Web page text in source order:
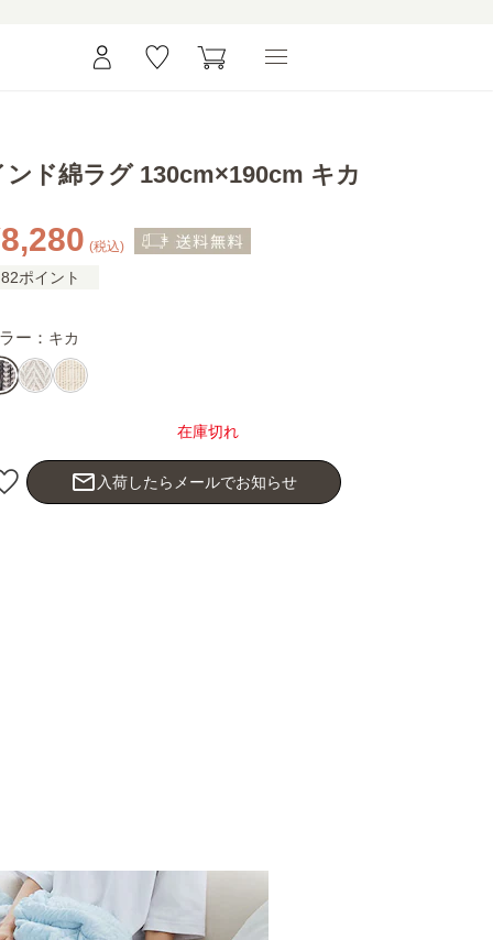
ンド綿ラグ 130cm×190cm キカ
(税込)
82ポイント
ー： キカ
在庫切れ
mail_outline 入荷したらメールでお知らせ